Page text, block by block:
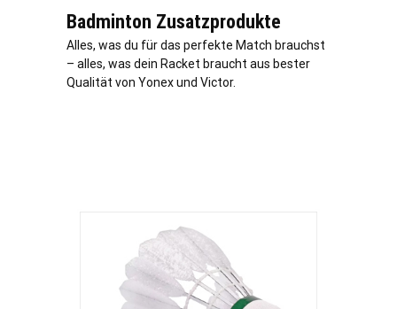
Badminton Zusatzprodukte
Alles, was du für das perfekte Match brauchst
– alles, was dein Racket braucht aus bester
Qualität von Yonex und Victor.